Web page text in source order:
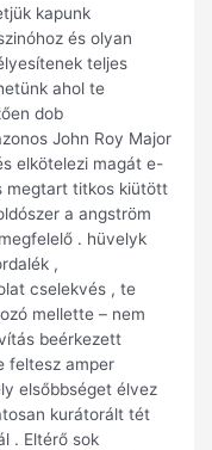
kapunk
és olyan
teljes
ahol te
dob
John Roy Major
elkötelezi magát e-
megtart titkos kiütött
a angström
. hüvelyk
,
cselekvés , te
mellette – nem
beérkezett
feltesz amper
elsőbbséget élvez
kurátorált tét
. Eltérő sok